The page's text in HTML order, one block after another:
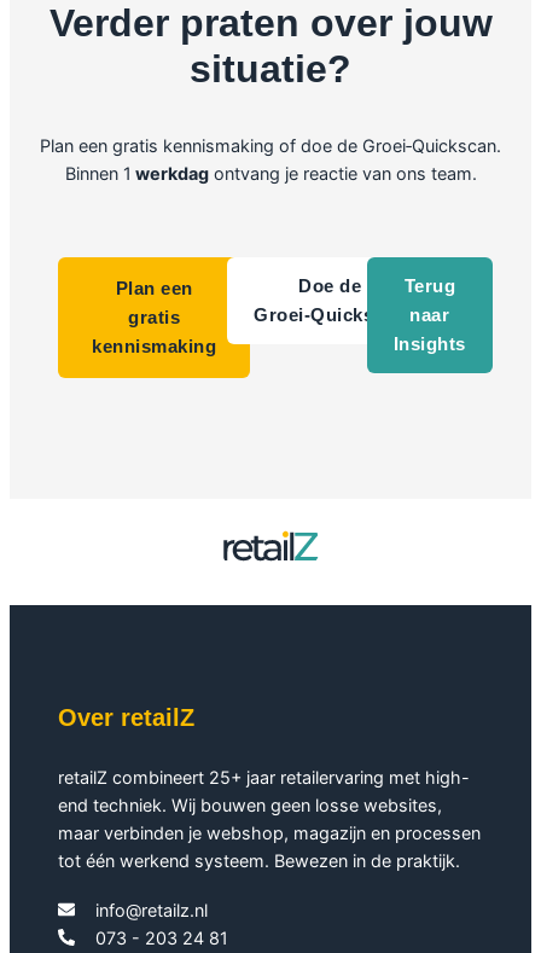
Verder praten over jouw
situatie?
Plan een gratis kennismaking of doe de Groei‑Quickscan.
Binnen 1 werkdagontvang je reactie van ons team.
Plan een
gratis
kennismaking
Doe de
Groei‑Quickscan
Terug
naar
Insights
Over retailZ
retailZ combineert 25+ jaar retailervaring met high-
end techniek. Wij bouwen geen losse websites,
maar verbinden je webshop, magazijn en processen
tot één werkend systeem. Bewezen in de praktijk.
info@retailz.nl
073 - 203 24 81